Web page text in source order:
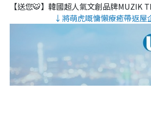
【送您🐯】韓國超人氣文創品牌MUZIK
↓將萌虎嘅慵懶療癒帶返屋